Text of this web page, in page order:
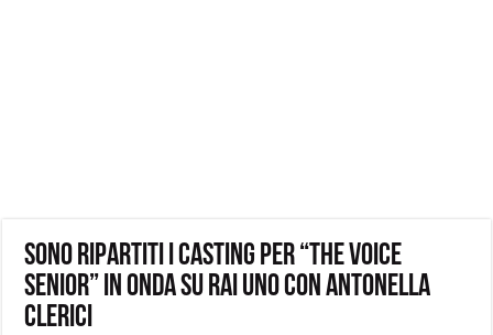
Sono ripartiti i casting per “The Voice
Senior” in onda su Rai Uno con Antonella
Clerici